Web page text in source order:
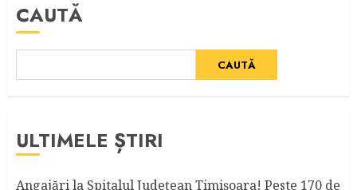
CAUTĂ
CAUTĂ
ULTIMELE ȘTIRI
Angajări la Spitalul Judeţean Timişoara! Peste 170 de